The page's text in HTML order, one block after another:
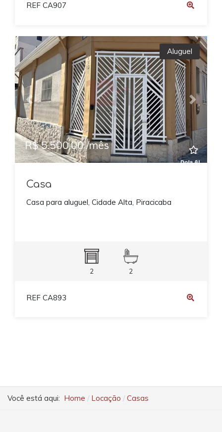
REF CA907
Previous Next
Aluguel
R$ 5.500,00 /mês
Casa
Casa para aluguel, Cidade Alta, Piracicaba
2 2
REF CA893
Você está aqui: Home Locação Casas